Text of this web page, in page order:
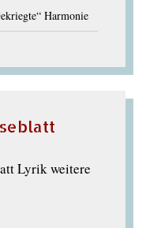
Harmonie
weitere